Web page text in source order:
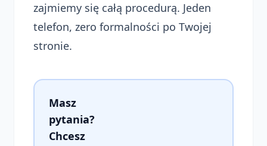
zajmiemy się całą procedurą. Jeden
telefon, zero formalności po Twojej
stronie.
Masz
pytania?
Chcesz